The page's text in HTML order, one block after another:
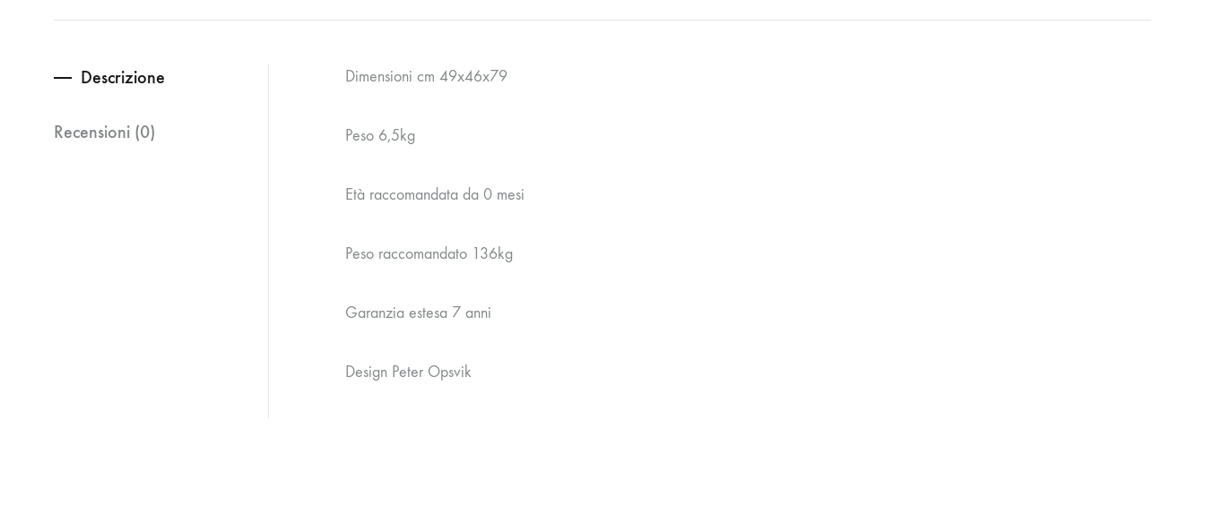
Descrizione
Recensioni (0)
Dimensioni cm 49x46x79
Peso 6,5kg
Età raccomandata da 0 mesi
Peso raccomandato 136kg
Garanzia estesa 7 anni
Design Peter Opsvik